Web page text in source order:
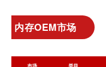
内存OEM市场